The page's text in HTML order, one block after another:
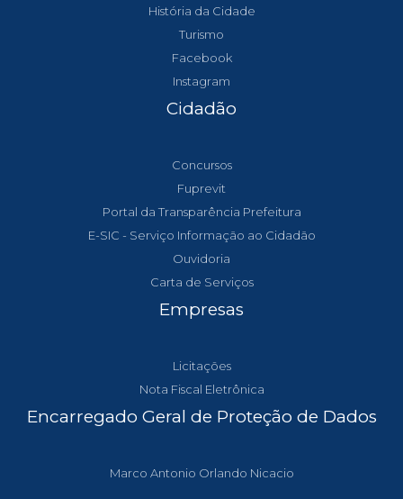
História da Cidade
Turismo
Facebook
Instagram
Cidadão
Concursos
Fuprevit
Portal da Transparência Prefeitura
E-SIC - Serviço Informação ao Cidadão
Ouvidoria
Carta de Serviços
Empresas
Licitações
Nota Fiscal Eletrônica
Encarregado Geral de Proteção de Dados
Marco Antonio Orlando Nicacio